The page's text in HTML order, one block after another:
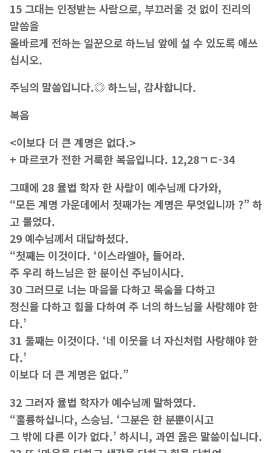
15 그대는 인정받는 사람으로, 부끄러울 것 없이 진리의
말씀을
올바르게 전하는 일꾼으로 하느님 앞에 설 수 있도록 애쓰
십시오.
주님의 말씀입니다.◎ 하느님, 감사합니다.
복음
<이보다 더 큰 계명은 없다.>
+ 마르코가 전한 거룩한 복음입니다. 12,28ㄱㄷ-34
그때에 28 율법 학자 한 사람이 예수님께 다가와,
“모든 계명 가운데에서 첫째가는 계명은 무엇입니까 ?” 하
고 물었다.
29 예수님께서 대답하셨다.
“첫째는 이것이다. ‘이스라엘아, 들어라.
주 우리 하느님은 한 분이신 주님이시다.
30 그러므로 너는 마음을 다하고 목숨을 다하고
정신을 다하고 힘을 다하여 주 너의 하느님을 사랑해야 한
다.’
31 둘째는 이것이다. ‘네 이웃을 너 자신처럼 사랑해야 한
다.’
이보다 더 큰 계명은 없다.”
32 그러자 율법 학자가 예수님께 말하였다.
“훌륭하십니다, 스승님. ‘그분은 한 분뿐이시고
그 밖에 다른 이가 없다.’ 하시니, 과연 옳은 말씀이십니다.